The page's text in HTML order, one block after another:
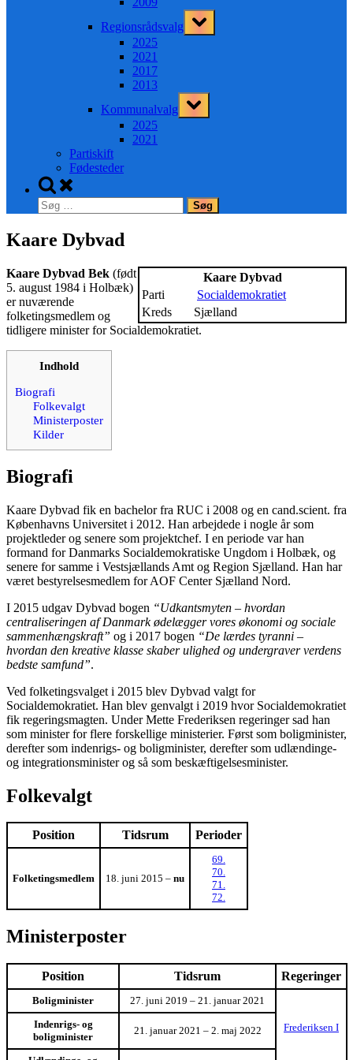
Regionsrådsvalg
Toggle
sub-
2025
2021
2017
2013
Kommunalvalg
Toggle
sub-
2025
2021
Partiskift
Fødesteder
Toggle
search
form
Søg
efter:
Kaare Dybvad
Kaare Dybvad
Parti
Socialdemokratiet
Kreds
Sjælland
Kaare Dybvad Bek (født
5. august 1984 i Holbæk)
er nuværende
folketingsmedlem og
tidligere minister for Socialdemokratiet.
Indhold
Biografi
Folkevalgt
Ministerposter
Kilder
Biografi
Kaare Dybvad fik en bachelor fra RUC i 2008 og en cand.scient. fra
Københavns Universitet i 2012. Han arbejdede i nogle år som
projektleder og senere som projektchef. I en periode var han
formand for Danmarks Socialdemokratiske Ungdom i Holbæk, og
senere for samme i Vestsjællands Amt og Region Sjælland. Han har
været bestyrelsesmedlem for AOF Center Sjælland Nord.
I 2015 udgav Dybvad bogen “Udkantsmyten – hvordan
centraliseringen af Danmark ødelægger vores økonomi og sociale
sammenhængskraft” og i 2017 bogen “De lærdes tyranni –
hvordan den kreative klasse skaber ulighed og undergraver verdens
bedste samfund”.
Ved folketingsvalget i 2015 blev Dybvad valgt for
Socialdemokratiet. Han blev genvalgt i 2019 hvor Socialdemokratiet
fik regeringsmagten. Under Mette Frederiksen regeringer sad han
som minister for flere forskellige ministerier. Først som boligminister,
derefter som indenrigs- og boligminister, derefter som udlændinge-
og integrationsminister og så som beskæftigelsesminister.
Folkevalgt
Position Tidsrum Perioder
Folketingsmedlem 18. juni 2015 – nu
69.
70.
71.
72.
Ministerposter
Position Tidsrum Regeringer
Boligminister 27. juni 2019 – 21. januar 2021
Frederiksen I
Indenrigs- og
boligminister
21. januar 2021 – 2. maj 2022